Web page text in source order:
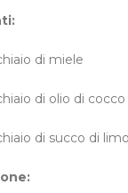
di miele
di olio di cocco
di succo di